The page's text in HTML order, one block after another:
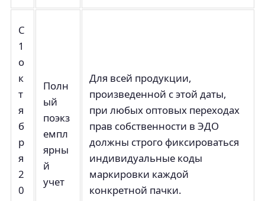
С
1
о
к
т
я
б
р
я
2
0
Полн
ый
поэкз
емпл
ярны
й
учет
Для всей продукции,
произведенной с этой даты,
при любых оптовых переходах
прав собственности в ЭДО
должны строго фиксироваться
индивидуальные коды
маркировки каждой
конкретной пачки.